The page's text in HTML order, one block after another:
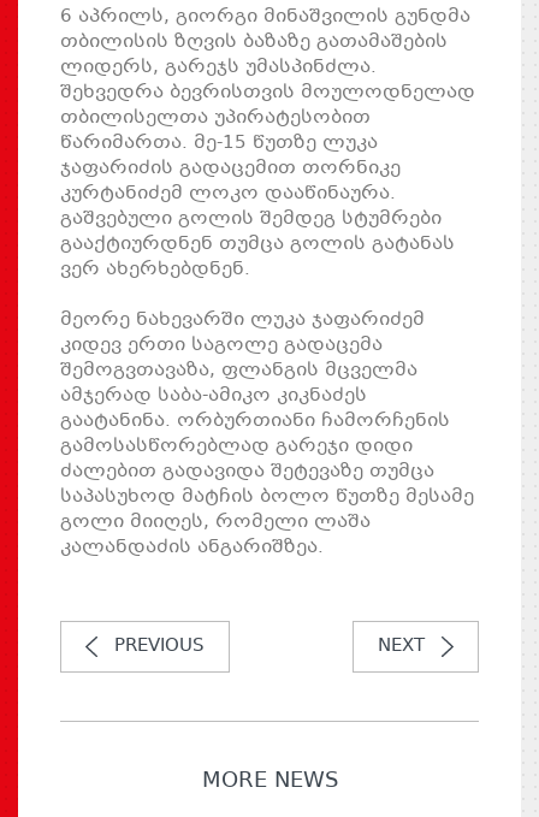
6 აპრილს, გიორგი მინაშვილის გუნდმა
თბილისის ზღვის ბაზაზე გათამაშების
ლიდერს, გარეჯს უმასპინძლა.
შეხვედრა ბევრისთვის მოულოდნელად
თბილისელთა უპირატესობით
წარიმართა. მე-15 წუთზე ლუკა
ჯაფარიძის გადაცემით თორნიკე
კურტანიძემ ლოკო დააწინაურა.
გაშვებული გოლის შემდეგ სტუმრები
გააქტიურდნენ თუმცა გოლის გატანას
ვერ ახერხებდნენ.
მეორე ნახევარში ლუკა ჯაფარიძემ
კიდევ ერთი საგოლე გადაცემა
შემოგვთავაზა, ფლანგის მცველმა
ამჯერად საბა-ამიკო კიკნაძეს
გაატანინა. ორბურთიანი ჩამორჩენის
გამოსასწორებლად გარეჯი დიდი
ძალებით გადავიდა შეტევაზე თუმცა
საპასუხოდ მატჩის ბოლო წუთზე მესამე
გოლი მიიღეს, რომელი ლაშა
კალანდაძის ანგარიშზეა.
PREVIOUS NEXT
MORE NEWS